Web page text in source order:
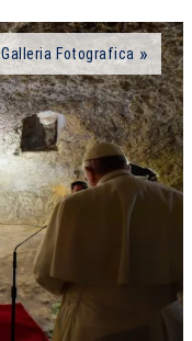
Galleria Fotografica